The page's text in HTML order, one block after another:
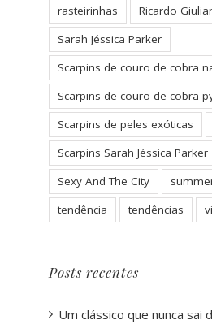
rasteirinhas
Ricardo
Sarah Jéssica Parker
Scarpins de couro de cobra
Scarpins de couro de cobra
Scarpins de peles exóticas
Scarpins Sarah Jéssica Parker
Sexy And The City
tendência
tendências
Posts recentes
Um clássico que nunca sai